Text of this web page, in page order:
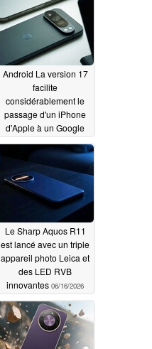
Android La version 17
facilite
considérablement le
passage d'un iPhone
d'Apple à un Google
modèles
06/18/2026
Le Sharp Aquos R11
est lancé avec un triple
appareil photo Leica et
des LED RVB
innovantes 06/16/2026